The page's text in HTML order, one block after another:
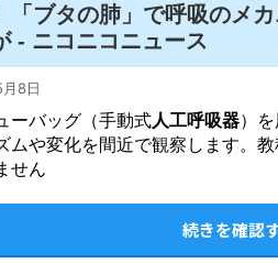
「ブタの肺」で呼吸のメ
- ニコニコニュース
8日
ーバッグ（手動式人工呼吸器）
ムや変化を間近で観察します。
せん
続きを確認